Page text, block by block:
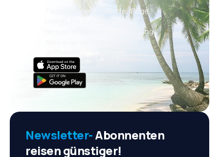
Täglich neue Angebote: Flüge,
Bequeme Buchungsverwaltung
Newsletter-Abonnenten
reisen günstiger!